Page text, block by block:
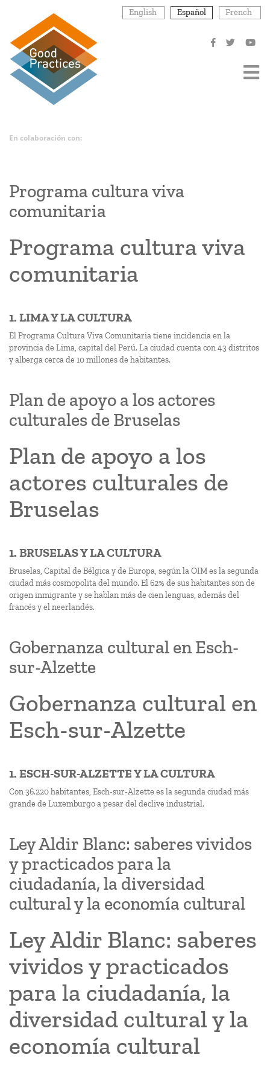
contenido
principal
English Español French
En colaboración con:
Programa cultura viva
comunitaria
Programa cultura viva
comunitaria
1. LIMA Y LA CULTURA
El Programa Cultura Viva Comunitaria tiene incidencia en la
provincia de Lima, capital del Perú. La ciudad cuenta con 43 distritos
y alberga cerca de 10 millones de habitantes.
Plan de apoyo a los actores
culturales de Bruselas
Plan de apoyo a los
actores culturales de
Bruselas
1. BRUSELAS Y LA CULTURA
Bruselas, Capital de Bélgica y de Europa, según la OIM es la segunda
ciudad más cosmopolita del mundo. El 62% de sus habitantes son de
origen inmigrante y se hablan más de cien lenguas, además del
francés y el neerlandés.
Gobernanza cultural en Esch-
sur-Alzette
Gobernanza cultural en
Esch-sur-Alzette
1. ESCH-SUR-ALZETTE Y LA CULTURA
Con 36.220 habitantes, Esch-sur-Alzette es la segunda ciudad más
grande de Luxemburgo a pesar del declive industrial.
Ley Aldir Blanc: saberes vividos
y practicados para la
ciudadanía, la diversidad
cultural y la economía cultural
Ley Aldir Blanc: saberes
vividos y practicados
para la ciudadanía, la
diversidad cultural y la
economía cultural